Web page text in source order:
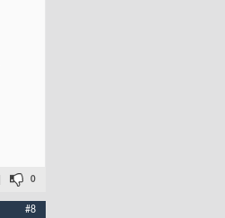
0
#8